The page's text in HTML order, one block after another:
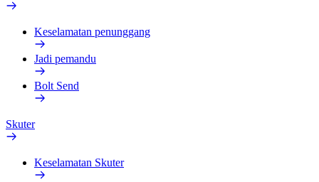
Keselamatan penunggang
Jadi pemandu
Bolt Send
Skuter
Keselamatan Skuter